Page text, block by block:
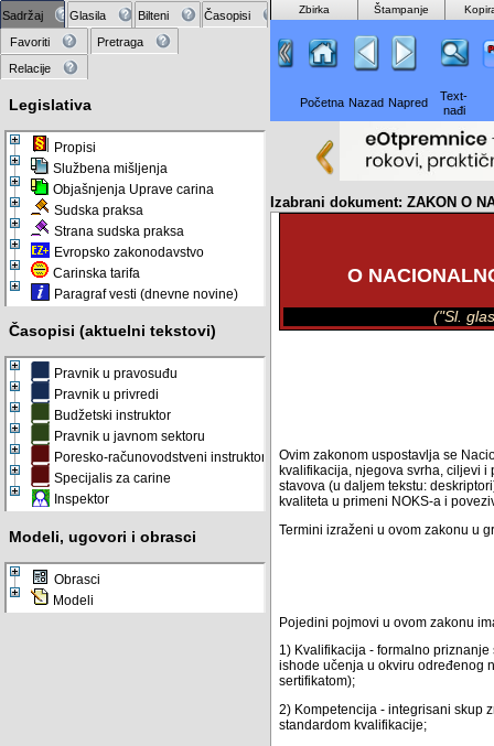
Sadržaj Glasila Bilteni
Časopisi
Favoriti
Pretraga
Relacije
Legislativa
Propisi
Službena mišljenja
Objašnjenja Uprave carina
Sudska praksa
Strana sudska praksa
Evropsko zakonodavstvo
Carinska tarifa
Paragraf vesti (dnevne novine)
Časopisi (aktuelni tekstovi)
Pravnik u pravosuđu
Pravnik u privredi
Budžetski instruktor
Pravnik u javnom sektoru
Poresko-računovodstveni instruktor
Specijalis za carine
Inspektor
Modeli, ugovori i obrasci
Obrasci
Modeli
Zbirka Štampanje
Početna Nazad Napred
Text-
nađi
Izabrani dokument: ZAKON O
O
("Sl.
Ovim zakonom uspostavlja se
kvalifikacija, njegova svrha, ciljevi
stavova (u daljem tekstu:
kvaliteta u primeni NOKS-a i
Termini izraženi u ovom zakonu u
Pojedini pojmovi u ovom zakonu
1) Kvalifikacija - formalno
ishode učenja u okviru određenog
sertifikatom);
2) Kompetencija - integrisani skup
standardom kvalifikacije;